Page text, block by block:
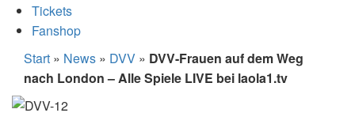
Tickets
Fanshop
Start » News » DVV » DVV-Frauen auf dem Weg
nach London – Alle Spiele LIVE bei laola1.tv